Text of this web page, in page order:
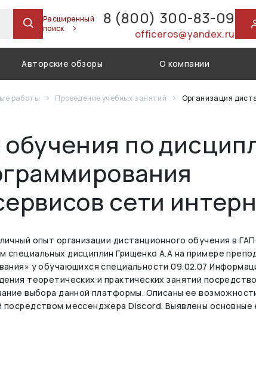
Расширенный
поиск
8 (800) 300-83-09
officeros@yandex.ru
Авторские обзоры О компании
работы Проведение учебных занятий
Организация
по
сети
опыт организации дистанционного обучения в
дисциплин Грищенко А.А на примере
у обучающихся специальности 09.02.07
теоретических и практических занятий
выбора данной платформы. Описаны ее
посредством мессенджера Discord. Выявлены основные